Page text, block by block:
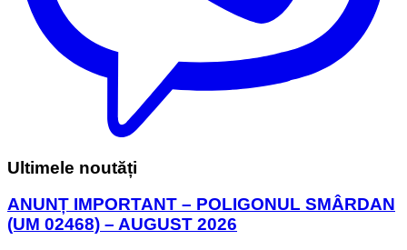
Ultimele noutăți
ANUNȚ IMPORTANT – POLIGONUL SMÂRDAN
(UM 02468) – AUGUST 2026